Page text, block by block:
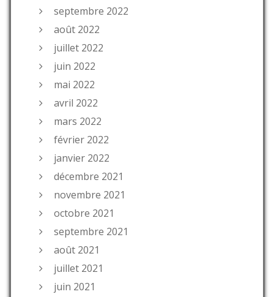
septembre 2022
août 2022
juillet 2022
juin 2022
mai 2022
avril 2022
mars 2022
février 2022
janvier 2022
décembre 2021
novembre 2021
octobre 2021
septembre 2021
août 2021
juillet 2021
juin 2021